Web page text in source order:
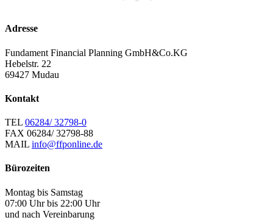
Adresse
Fundament Financial Planning GmbH&Co.KG
Hebelstr. 22
69427 Mudau
Kontakt
TEL 06284/ 32798-0
FAX 06284/ 32798-88
MAIL info@ffponline.de
Bürozeiten
Montag bis Samstag
07:00 Uhr bis 22:00 Uhr
und nach Vereinbarung